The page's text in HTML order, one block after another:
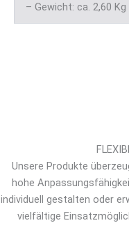
– Gewicht: ca. 2,60 Kg
Unsere Produkte
hohe
individuell gestalten oder
vielfältige